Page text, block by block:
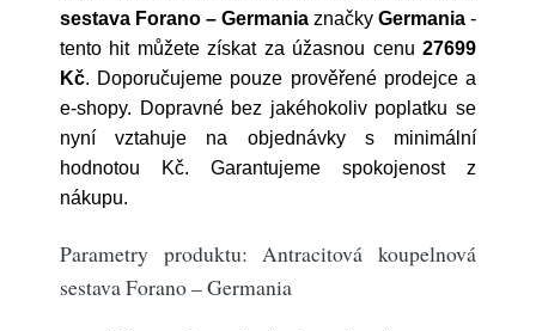
sestava Forano – Germania značky Germania -
tento hit můžete získat za úžasnou cenu 27699
Kč. Doporučujeme pouze prověřené prodejce a
e-shopy. Dopravné bez jakéhokoliv poplatku se
nyní vztahuje na objednávky s minimální
hodnotou Kč. Garantujeme spokojenost z
nákupu.
Parametry produktu: Antracitová koupelnová
sestava Forano – Germania